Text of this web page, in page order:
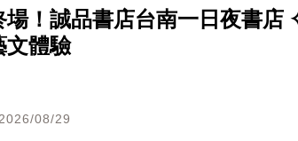
場！誠品書店台南一日夜書店
文體驗
2026/08/29